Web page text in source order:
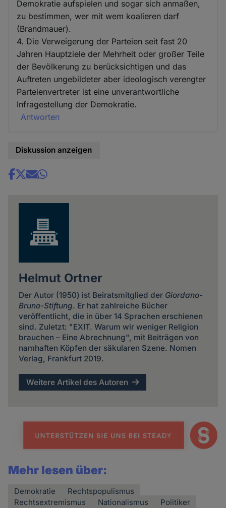
Demokratie aufspielen und sogar sich anmaßen,
zu bestimmen, wer mit wem koalieren darf
(Brandmauer).
4. Die Verweigerung der Parteien seit fast 20
Jahren Hauptziele der Mehrheit oder großer Teile
der Bevölkerung zu berücksichtigen und das
Auftreten ungebildeter aber ideologisch verengter
Parteienvertreter ist eine unverantwortliche
Infragestellung der Demokratie.
Antworten
Diskussion anzeigen
Share
Helmut Ortner
Der Autor (1950) ist Beiratsmitglied der Giordano-
Bruno-Stiftung. Er hat zahlreiche Bücher
veröffentlicht, die in über 14 Sprachen erschienen
sind. Zuletzt: "EXIT. Warum wir weniger Religion
brauchen – Eine Abrechnung", mit Beiträgen von
namhaften Köpfen der säkularen Szene. Nomen
Verlag, Frankfurt 2019.
Weitere Artikel des Autoren
Mehr lesen über:
Demokratie
Rechtspopulismus
Rechtsextremismus
Nationalismus
Politiker